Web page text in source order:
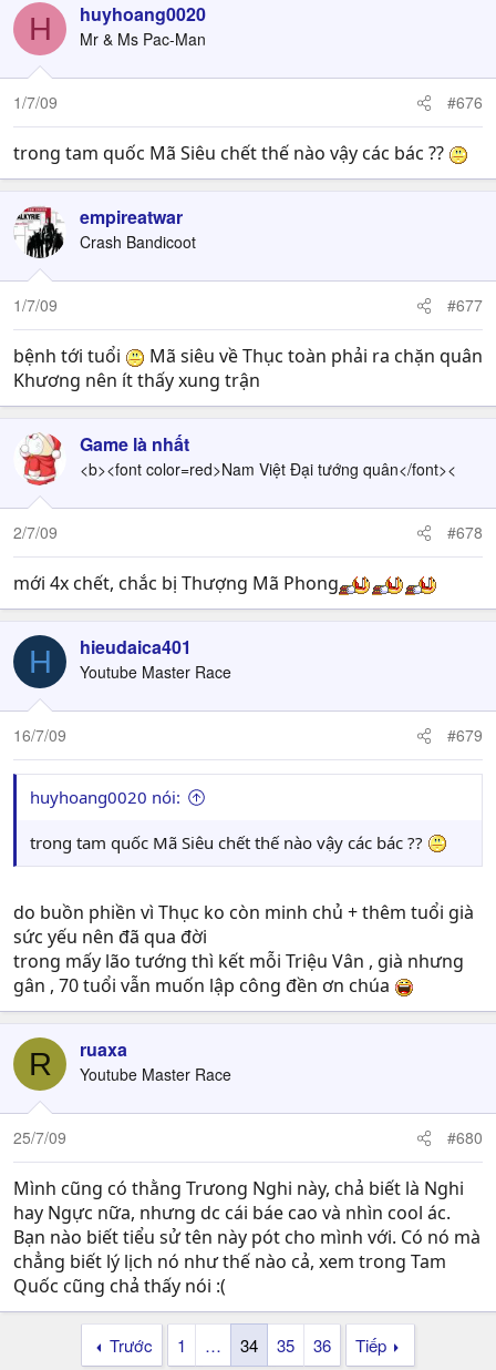
H huyhoang0020
Mr & Ms Pac-Man
1/7/09 #676
trong tam quốc Mã Siêu chết thế nào vậy các bác ??
empireatwar
Crash Bandicoot
1/7/09 #677
bệnh tới tuổi
Mã siêu về Thục toàn phải ra chặn quân
Khương nên ít thấy xung trận
Game là nhất
<b><font color=red>Nam Việt Đại tướng quân</font><
2/7/09 #678
mới 4x chết, chắc bị Thượng Mã Phong
H hieudaica401
Youtube Master Race
16/7/09 #679
huyhoang0020 nói:
trong tam quốc Mã Siêu chết thế nào vậy các bác ??
do buồn phiền vì Thục ko còn minh chủ + thêm tuổi già
sức yếu nên đã qua đời
trong mấy lão tướng thì kết mỗi Triệu Vân , già nhưng
gân , 70 tuổi vẫn muốn lập công đền ơn chúa
R ruaxa
Youtube Master Race
25/7/09 #680
Mình cũng có thằng Trưong Nghi này, chả biết là Nghi
hay Ngực nữa, nhưng dc cái báe cao và nhìn cool ác.
Bạn nào biết tiểu sử tên này pót cho mình với. Có nó mà
chẳng biết lý lịch nó như thế nào cả, xem trong Tam
Quốc cũng chả thấy nói :(
Trước 1 … 34 35 36 Tiếp